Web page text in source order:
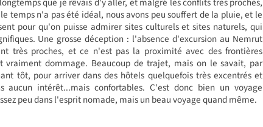
que je rêvais d'y aller, et malgré les conflits très proches,
temps n'a pas été idéal, nous avons peu souffert de la pluie, et le
pour qu'on puisse admirer sites culturels et sites naturels, qui
Une grosse déception : l'absence d'excursion au Nemrut
très proches, et ce n'est pas la proximité avec des frontières
dommage. Beaucoup de trajet, mais on le savait, par
tôt, pour arriver dans des hôtels quelquefois très excentrés et
aucun intérêt...mais confortables. C'est donc bien un voyage
peu dans l'esprit nomade, mais un beau voyage quand même.